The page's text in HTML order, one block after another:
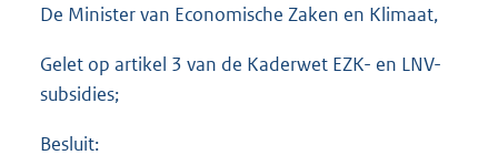
b
De Minister van Economische Zaken en Klimaat,
Gelet op artikel 3 van de Kaderwet EZK- en LNV-
subsidies;
Besluit: